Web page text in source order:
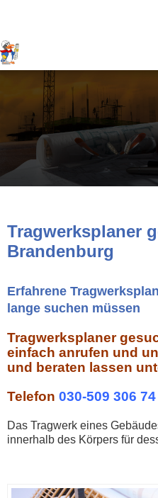
Tragwerksplaner
Brandenburg
Erfahrene
lange suchen müssen
Tragwerksplaner
einfach anrufen und
und beraten lassen
Telefon 030-509 306 74
Das Tragwerk eines
innerhalb des Körpers für